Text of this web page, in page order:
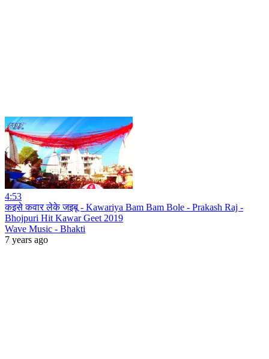
4:53
कइसे कवार लेके जइबू - Kawariya Bam Bam Bole - Prakash Raj -
Bhojpuri Hit Kawar Geet 2019
Wave Music - Bhakti
7 years ago